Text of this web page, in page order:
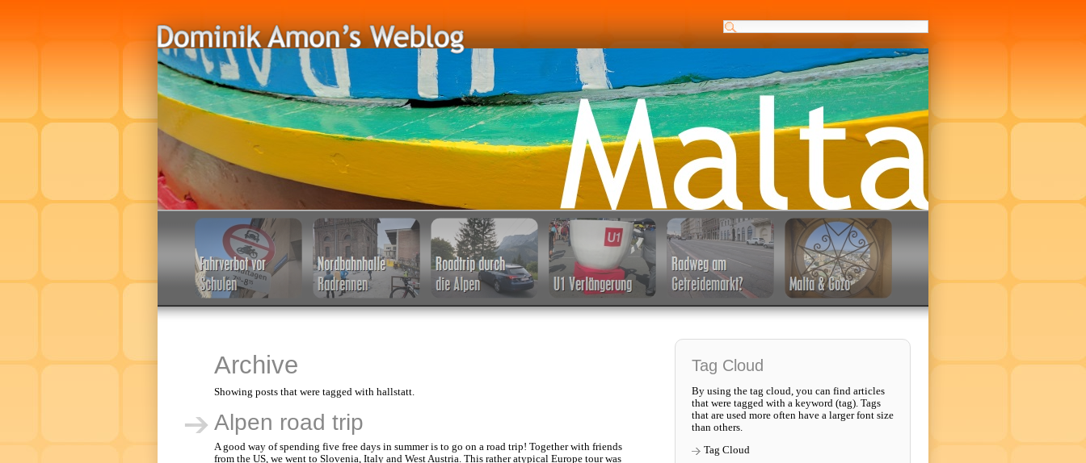
Archive
Showing posts that were tagged with hallstatt.
Alpen road trip
A good way of spending five free days in summer is to go on a road trip! Together with friends
from the US, we went to Slovenia, Italy and West Austria. This rather atypical Europe tour was
Tag Cloud
By using the tag cloud, you can find articles
that were tagged with a keyword (tag). Tags
that are used more often have a larger font size
than others.
Tag Cloud